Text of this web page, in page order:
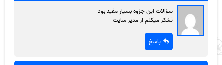
سؤالات این جزوه بسیار مفید بود
تشکر میکنم از مدیر سایت
پاسخ